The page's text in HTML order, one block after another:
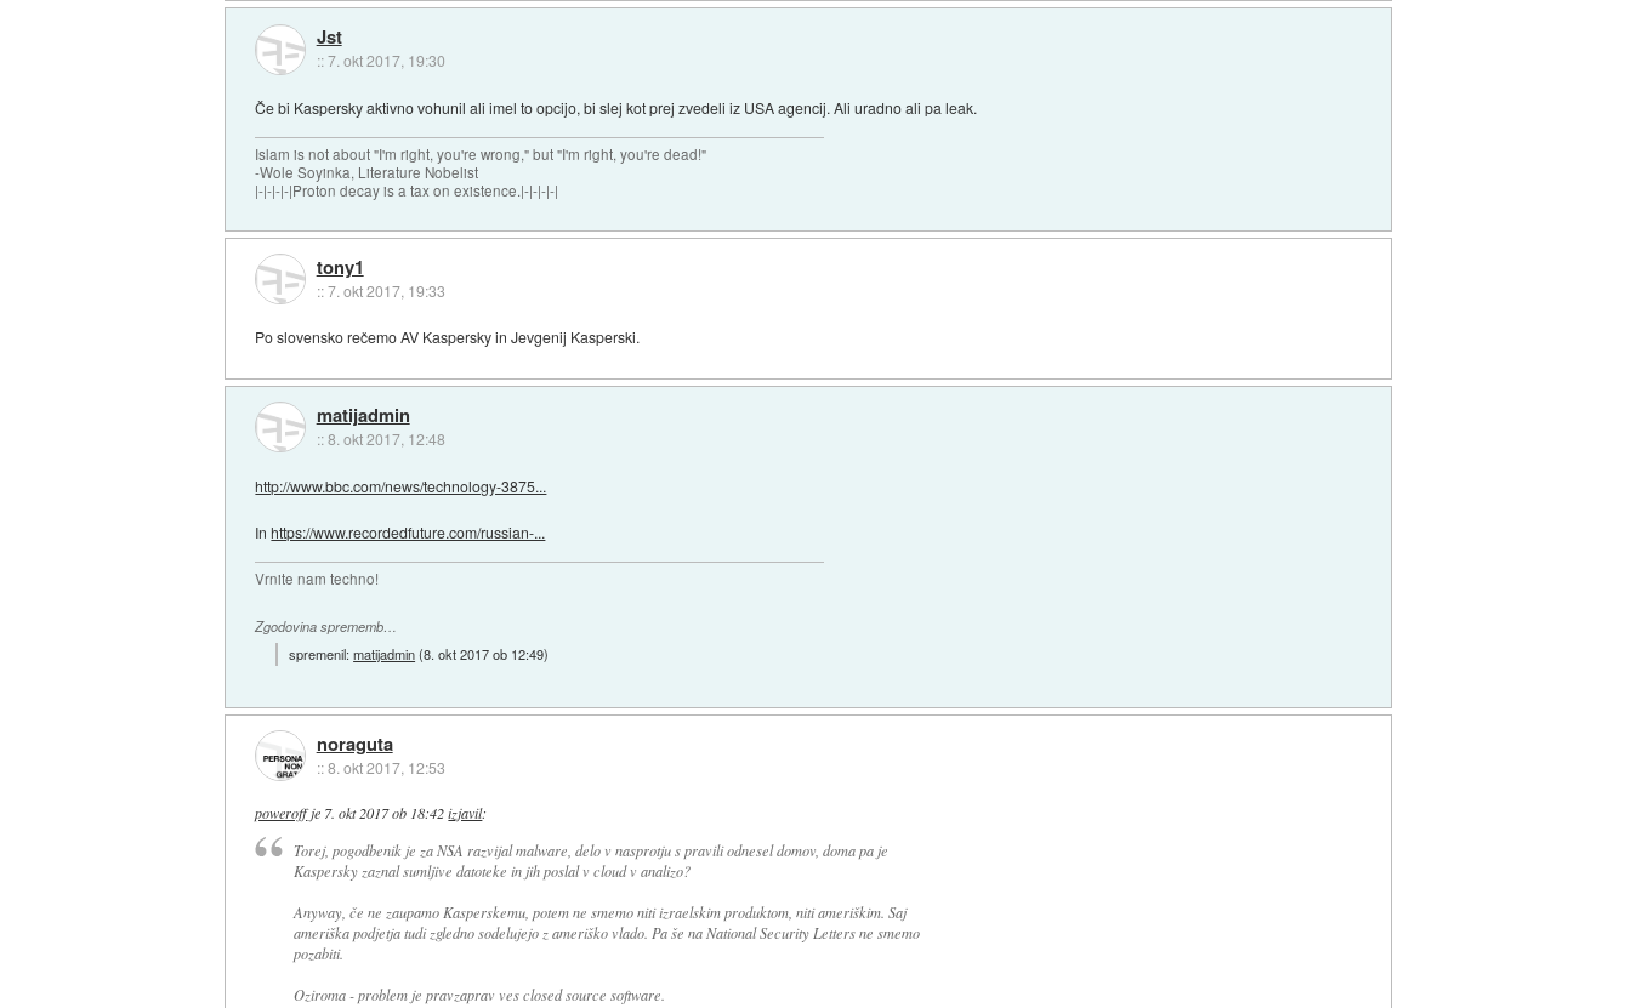
Jst
::7. okt 2017, 19:30
Če bi Kaspersky aktivno vohunil ali imel to opcijo, bi slej kot prej zvedeli iz USA agencij. Ali uradno ali pa leak.
Islam is not about "I'm right, you're wrong," but "I'm right, you're dead!"
-Wole Soyinka, Literature Nobelist
|-|-|-|-|Proton decay is a tax on existence.|-|-|-|-|
tony1
::7. okt 2017, 19:33
Po slovensko rečemo AV Kaspersky in Jevgenij Kasperski.
matijadmin
::8. okt 2017, 12:48
http://www.bbc.com/news/technology-3875...
Inhttps://www.recordedfuture.com/russian-...
Vrnite nam techno!
Zgodovina sprememb…
spremenil:matijadmin(8. okt 2017 ob 12:49)
noraguta
::8. okt 2017, 12:53
poweroffje 7. okt 2017 ob 18:42 izjavil:
Torej, pogodbenik je za NSA razvijal malware, delo v nasprotju s pravili odnesel domov, doma pa je
Kaspersky zaznal sumljive datoteke in jih poslal v cloud v analizo?
Anyway, če ne zaupamo Kasperskemu, potem ne smemo niti izraelskim produktom, niti ameriškim. Saj
ameriška podjetja tudi zgledno sodelujejo z ameriško vlado. Pa še na National Security Letters ne smemo
pozabiti.
Oziroma - problem je pravzaprav ves closed source software.